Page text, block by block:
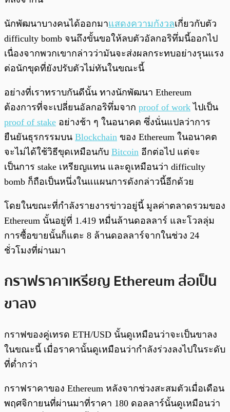
นักพัฒนาบางคนได้ออกมาแสดงความกังวลเกี่ยวกับตัว
difficulty bomb จนถึงขั้นขอให้ลบตัวอัลกอริทึ่มนี้ออกไป
เนื่องจากพวกเขากล่าวว่ามันจะส่งผลกระทบอย่างรุนแรง
ต่อนักขุดที่ยังปรับตัวไม่ทันในขณะนี้
อย่างที่เราทราบกันดีนั้น ทางนักพัฒนา Ethereum
ต้องการที่จะเปลี่ยนอัลกอริทึ่มจาก proof of work ไปเป็น
proof of stake อย่างช้า ๆ ในอนาคต ซึ่งนั่นแปลว่าการ
ยืนยันธุรกรรมบน Blockchain ของ Ethereum ในอนาคต
จะไม่ได้ใช้วิธีขุดเหมือนกับ Bitcoin อีกต่อไป แต่จะ
เป็นการ stake เหรียญแทน และดูเหมือนว่า difficulty
bomb ก็ถือเป็นหนึ่งในแแผนการดังกล่าวนี้อีกด้วย
โดยในขณะที่กำลังรายงารข่าวอยู่นี้ มูลค่าตลาดรวมของ
Ethereum นั้นอยู่ที่ 1.419 หมื่นล้านดอลลาร์ และโวลลุ่ม
การซื้อขายนั้นก็แตะ 8 ล้านดอลลาร์จากในช่วง 24
ชั่วโมงที่ผ่านมา
กราฟราคาเหรียญ Ethereum ส่อเป็น
ขาลง
กราฟของคู่เทรด ETH/USD นั้นดูเหมือนว่าจะเป็นขาลง
ในขณะนี้ เมื่อราคานั้นดูเหมือนว่ากำลังร่วงลงไปในระดับ
ที่ต่ำกว่า
กราฟราคาของ Ethereum หลังจากช่วงสะสมตัวเมื่อเดือน
พฤศจิกายนที่ผ่านมาที่ราคา 180 ดอลลาร์นั้นดูเหมือนว่า